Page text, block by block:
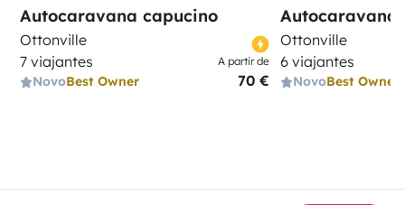
Autocaravana capucino
Ottonville
7 viajantes
NovoBest Owner
A partir de
70 €
Autocaravana
Ottonville
6 viajantes
NovoBest Owner